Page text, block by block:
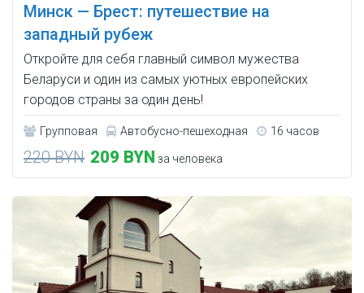
Минск — Брест: путешествие на
западный рубеж
Откройте для себя главный символ мужества
Беларуси и один из самых уютных европейских
городов страны за один день!
Групповая Автобусно-пешеходная 16 часов
220 BYN 209 BYN за человека